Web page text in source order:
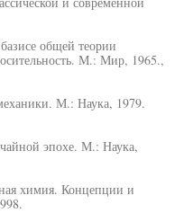
общей теории
М.: Мир, 1965.,
М.: Наука, 1979.
эпохе. М.: Наука,
химия. Концепции и